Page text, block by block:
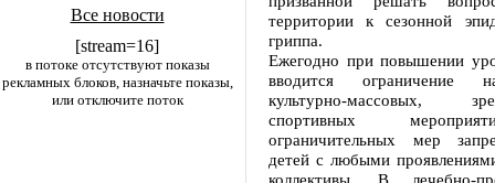
Все новости
[stream=16]
в потоке отсутствуют показы
рекламных блоков, назначьте показы,
или отключите поток
территории к сезонной
гриппа.
Ежегодно при повышении
вводится ограничение
культурно-массовых,
спортивных
ограничительных мер
детей с любыми
коллективы. В лечебно-